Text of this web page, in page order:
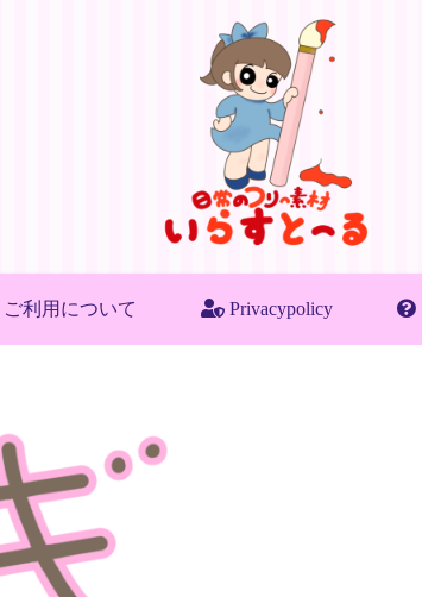
ご利用について Privacypolicy